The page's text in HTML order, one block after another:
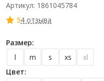
Артикул: 1861045784
54 отзыва
Размер:
l m s xs
xl
Цвет: